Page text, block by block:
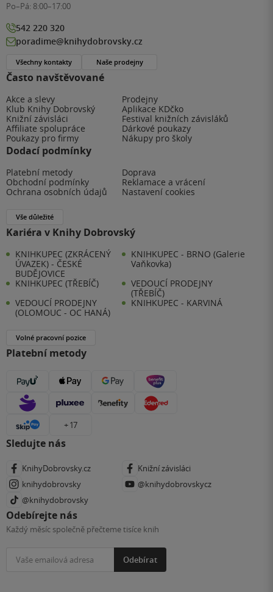
Často navštěvované
Akce a slevy
Prodejny
Klub Knihy Dobrovský
Aplikace KDčko
Knižní závisláci
Festival knižních závisláků
Affiliate spolupráce
Dárkové poukazy
Poukazy pro firmy
Nákupy pro školy
Dodací podmínky
Platební metody
Doprava
Obchodní podmínky
Reklamace a vrácení
Ochrana osobních údajů
Nastavení cookies
Vše důležité
Kariéra v Knihy Dobrovský
KNIHKUPEC (ZKRÁCENÝ
ÚVAZEK) - ČESKÉ
BUDĚJOVICE
KNIHKUPEC - BRNO (Galerie
Vaňkovka)
KNIHKUPEC (TŘEBÍČ)
VEDOUCÍ PRODEJNY
(TŘEBÍČ)
VEDOUCÍ PRODEJNY
(OLOMOUC - OC HANÁ)
KNIHKUPEC - KARVINÁ
Volné pracovní pozice
Platební metody
+ 17
Sledujte nás
KnihyDobrovsky.cz
Knižní závisláci
knihydobrovsky
@knihydobrovskycz
@knihydobrovsky
Odebírejte nás
Každý měsíc společně přečteme tisíce knih
Odebírat
Po–Pá: 8:00–17:00
542 220 320
poradime@knihydobrovsky.cz
Všechny kontakty Naše prodejny